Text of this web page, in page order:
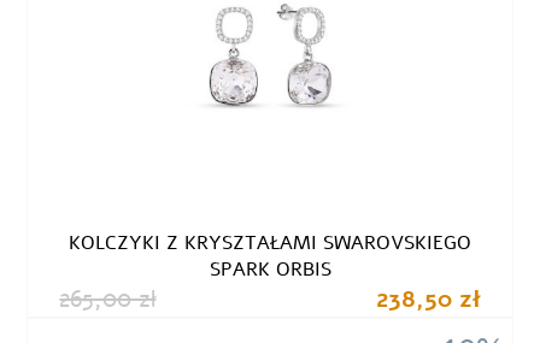
KOLCZYKI Z KRYSZTAŁAMI SWAROVSKIEGO
SPARK ORBIS
265,00 zł 238,50 zł